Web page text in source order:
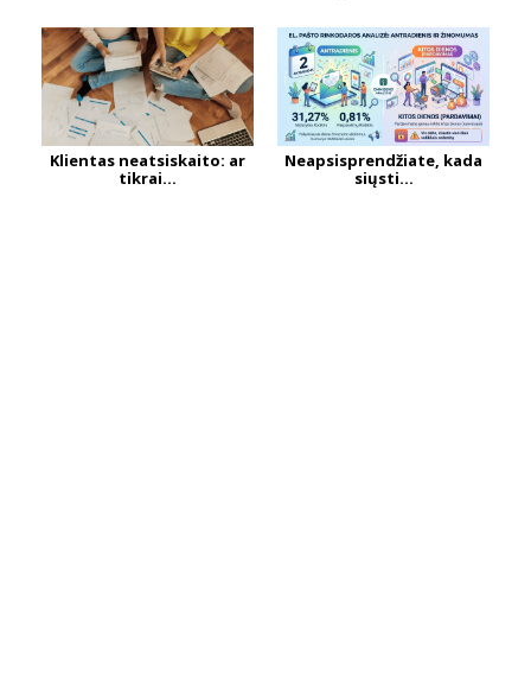
Klientas neatsiskaito: ar
tikrai...
Neapsisprendžiate, kada
siųsti...